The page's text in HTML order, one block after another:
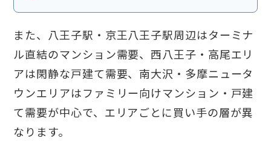
また、八王子駅・京王八王子駅周辺はターミナ
ル直結のマンション需要、西八王子・高尾エリ
アは閑静な戸建て需要、南大沢・多摩ニュータ
ウンエリアはファミリー向けマンション・戸建
て需要が中心で、エリアごとに買い手の層が異
なります。